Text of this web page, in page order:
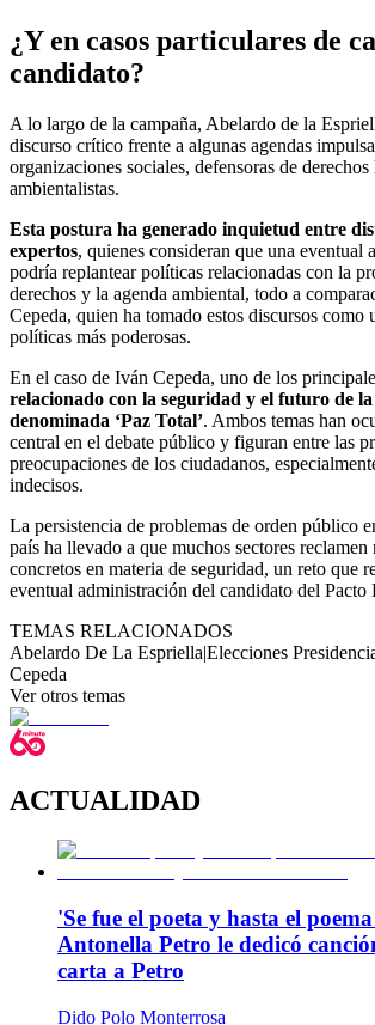
¿Y en casos particulares de
candidato?
A lo largo de la campaña, Abelardo de la
discurso crítico frente a algunas agendas
organizaciones sociales, defensoras de
ambientalistas.
Esta postura ha generado inquietud entre
expertos, quienes consideran que una eventual
podría replantear políticas relacionadas con la
derechos y la agenda ambiental, todo a
Cepeda, quien ha tomado estos discursos como
políticas más poderosas.
En el caso de Iván Cepeda, uno de los
relacionado con la seguridad y el futuro de la
denominada ‘Paz Total’. Ambos temas han
central en el debate público y figuran entre las
preocupaciones de los ciudadanos,
indecisos.
La persistencia de problemas de orden público
país ha llevado a que muchos sectores reclamen
concretos en materia de seguridad, un reto que
eventual administración del candidato del Pacto
TEMAS RELACIONADOS
Abelardo De La Espriella|Elecciones
Cepeda
Ver otros temas
ACTUALIDAD
'Se fue el poeta y hasta el
Antonella Petro le dedicó
carta a Petro
Dido Polo Monterrosa